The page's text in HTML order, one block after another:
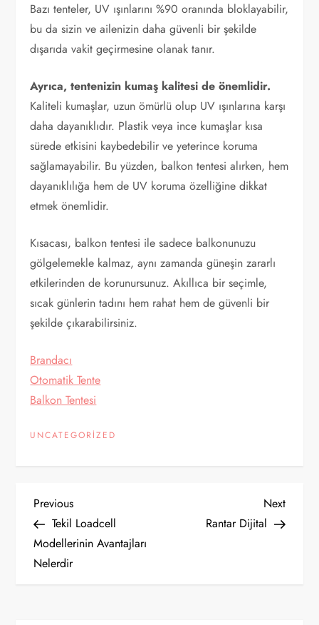
Bazı tenteler, UV ışınlarını %90 oranında bloklayabilir,
bu da sizin ve ailenizin daha güvenli bir şekilde
dışarıda vakit geçirmesine olanak tanır.
Ayrıca, tentenizin kumaş kalitesi de önemlidir.
Kaliteli kumaşlar, uzun ömürlü olup UV ışınlarına karşı
daha dayanıklıdır. Plastik veya ince kumaşlar kısa
sürede etkisini kaybedebilir ve yeterince koruma
sağlamayabilir. Bu yüzden, balkon tentesi alırken, hem
dayanıklılığa hem de UV koruma özelliğine dikkat
etmek önemlidir.
Kısacası, balkon tentesi ile sadece balkonunuzu
gölgelemekle kalmaz, aynı zamanda güneşin zararlı
etkilerinden de korunursunuz. Akıllıca bir seçimle,
sıcak günlerin tadını hem rahat hem de güvenli bir
şekilde çıkarabilirsiniz.
Brandacı
Otomatik Tente
Balkon Tentesi
UNCATEGORIZED
Y
a
z
Previous
Post
Previous
Tekil Loadcell
Modellerinin Avantajları
Nelerdir
Next
Post
Next
Rantar Dijital